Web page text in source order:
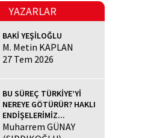
YAZARLAR
BAKİ YEŞİLOĞLU
M. Metin KAPLAN
27 Tem 2026
BU SÜREÇ TÜRKİYE’Yİ
NEREYE GÖTÜRÜR? HAKLI
ENDİŞELERİMİZ...
Muharrem GÜNAY